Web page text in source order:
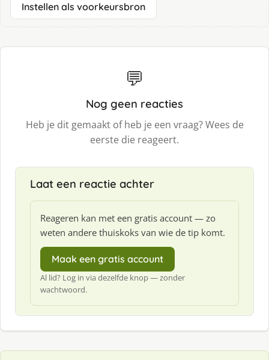
Instellen als voorkeursbron
💬
Nog geen reacties
Heb je dit gemaakt of heb je een vraag? Wees de
eerste die reageert.
Laat een reactie achter
Reageren kan met een gratis account — zo
weten andere thuiskoks van wie de tip komt.
Maak een gratis account
Al lid? Log in via dezelfde knop — zonder
wachtwoord.